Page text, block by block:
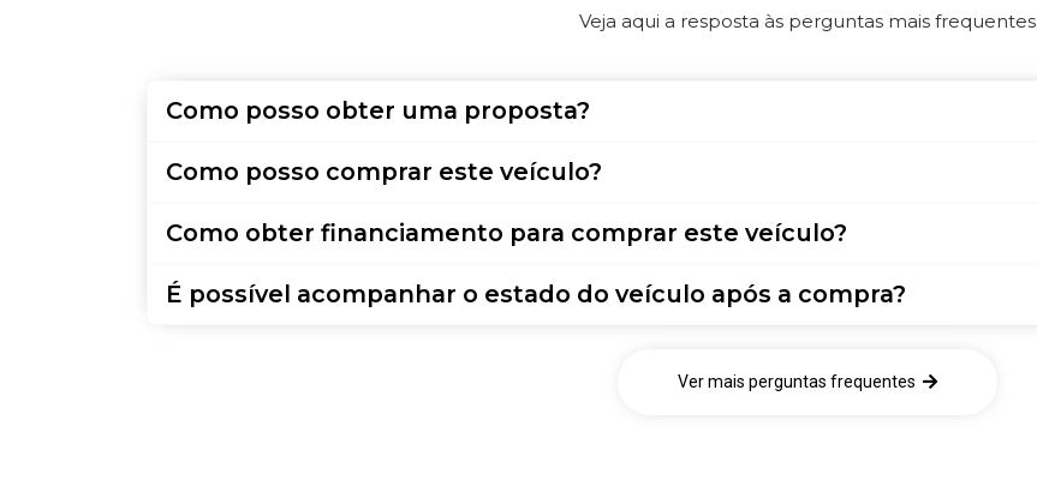
Veja aqui a resposta às perguntas mais frequentes
Como posso obter uma proposta?
Como posso comprar este veículo?
Como obter financiamento para comprar este veículo?
É possível acompanhar o estado do veículo após a compra?
Ver mais perguntas frequentes